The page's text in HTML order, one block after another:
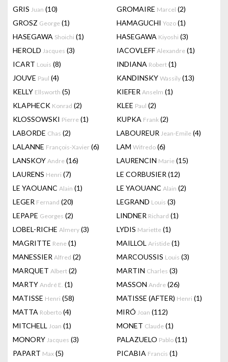
GRIS Juan (10) GROMAIRE Marcel (2)
GROSZ George (1) HAMAGUCHI Yozo (1)
HASEGAWA Shoichi (1) HASEGAWA Kiyoshi (3)
HEROLD Jacques (3) IACOVLEFF Alexandre (1)
ICART Louis (8) INDIANA Robert (1)
JOUVE Paul (4) KANDINSKY Wassily (13)
KELLY Ellsworth (5) KIEFER Anselm (1)
KLAPHECK Konrad (2) KLEE Paul (2)
KLOSSOWSKI Pierre (1) KUPKA Frank (2)
LABORDE Chas (2) LABOUREUR Jean-Emile (4)
LALANNE François-Xavier (6) LAM Wifredo (6)
LANSKOY Andre (16) LAURENCIN Marie (15)
LAURENS Henri (7) LE CORBUSIER (12)
LE YAOUANC Alain (1) LE YAOUANC Alain (2)
LEGER Fernand (20) LEGRAND Louis (3)
LEPAPE Georges (2) LINDNER Richard (1)
LOBEL-RICHE Almery (3) LYDIS Mariette (1)
MAGRITTE Rene (1) MAILLOL Aristide (1)
MANESSIER Alfred (2) MARCOUSSIS Louis (3)
MARQUET Albert (2) MARTIN Charles (3)
MARTY André E. (1) MASSON Andre (26)
MATISSE Henri (58) MATISSE (AFTER) Henri (1)
MATTA Roberto (4) MIRÓ Joan (112)
MITCHELL Joan (1) MONET Claude (1)
MONORY Jacques (3) PALAZUELO Pablo (11)
PAPART Max (5) PICABIA Francis (1)